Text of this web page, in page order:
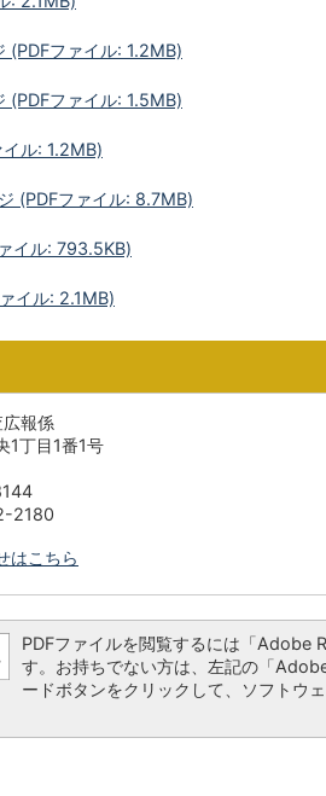
(PDFファイル: 1.2MB)
(PDFファイル: 1.5MB)
ル: 1.2MB)
(PDFファイル: 8.7MB)
イル: 793.5KB)
イル: 2.1MB)
報係
1丁目1番1号
2180
はこちら
PDFファイルを閲覧するには「Adobe
す。お持ちでない方は、左記の「
ードボタンをクリックして、ソフトウ